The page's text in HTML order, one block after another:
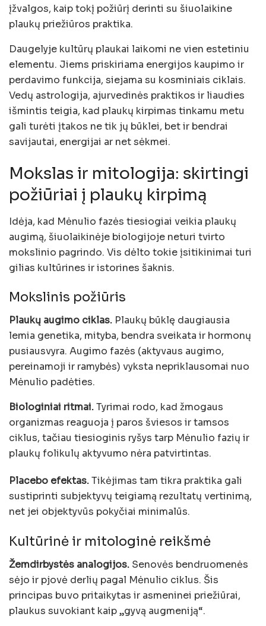
įžvalgos, kaip tokį požiūrį derinti su šiuolaikine
plaukų priežiūros praktika.
Daugelyje kultūrų plaukai laikomi ne vien estetiniu
elementu. Jiems priskiriama energijos kaupimo ir
perdavimo funkcija, siejama su kosminiais ciklais.
Vedų astrologija, ajurvedinės praktikos ir liaudies
išmintis teigia, kad plaukų kirpimas tinkamu metu
gali turėti įtakos ne tik jų būklei, bet ir bendrai
savijautai, energijai ar net sėkmei.
Mokslas ir mitologija: skirtingi
požiūriai į plaukų kirpimą
Idėja, kad Mėnulio fazės tiesiogiai veikia plaukų
augimą, šiuolaikinėje biologijoje neturi tvirto
mokslinio pagrindo. Vis dėlto tokie įsitikinimai turi
gilias kultūrines ir istorines šaknis.
Mokslinis požiūris
Plaukų augimo ciklas. Plaukų būklę daugiausia
lemia genetika, mityba, bendra sveikata ir hormonų
pusiausvyra. Augimo fazės (aktyvaus augimo,
pereinamoji ir ramybės) vyksta nepriklausomai nuo
Mėnulio padėties.
Biologiniai ritmai.Tyrimai rodo, kad žmogaus
organizmas reaguoja į paros šviesos ir tamsos
ciklus, tačiau tiesioginis ryšys tarp Mėnulio fazių ir
plaukų folikulų aktyvumo nėra patvirtintas.
Placebo efektas.Tikėjimas tam tikra praktika gali
sustiprinti subjektyvų teigiamą rezultatų vertinimą,
net jei objektyvūs pokyčiai minimalūs.
Kultūrinė ir mitologinė reikšmė
Žemdirbystės analogijos. Senovės bendruomenės
sėjo ir pjovė derlių pagal Mėnulio ciklus. Šis
principas buvo pritaikytas ir asmeninei priežiūrai,
plaukus suvokiant kaip „gyvą augmeniją“.